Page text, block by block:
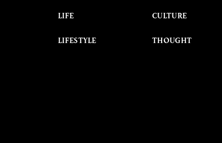
LIFE
LIFESTYLE
CULTURE
THOUGHT